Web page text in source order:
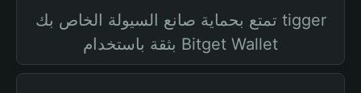
تمتع بحماية صانع السيولة الخاص بك tigger
بثقة باستخدام Bitget Wallet